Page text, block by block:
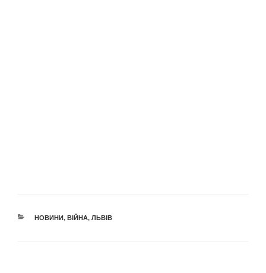
КАТЕГОРІЇ
НОВИНИ, ВІЙНА, ЛЬВІВ